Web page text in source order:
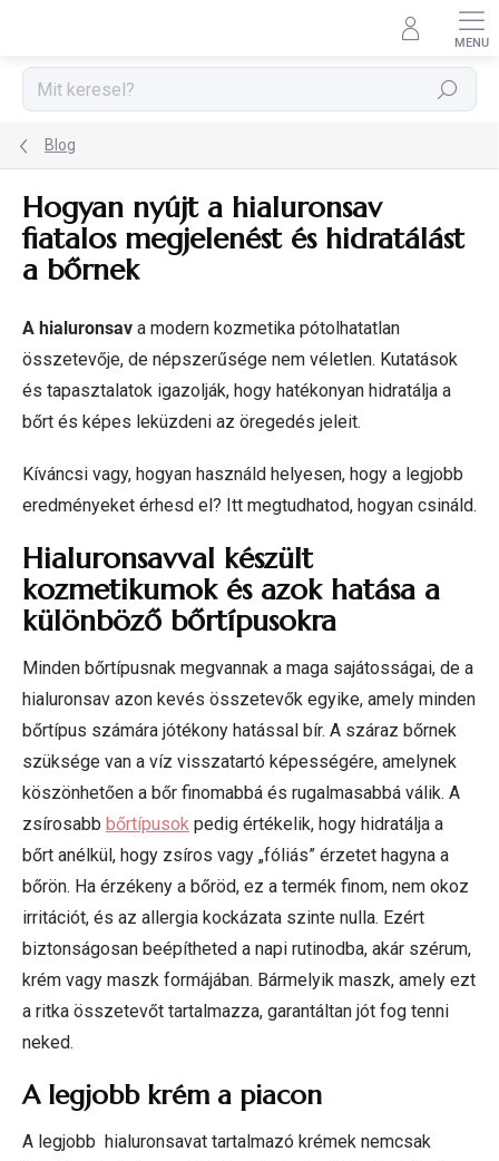
tartalomhoz
Keresés
Blog
Hogyan nyújt a hialuronsav
fiatalos megjelenést és hidratálást
a bőrnek
A hialuronsav a modern kozmetika pótolhatatlan
összetevője, de népszerűsége nem véletlen. Kutatások
és tapasztalatok igazolják, hogy hatékonyan hidratálja a
bőrt és képes leküzdeni az öregedés jeleit.
Kíváncsi vagy, hogyan használd helyesen, hogy a legjobb
eredményeket érhesd el? Itt megtudhatod, hogyan csináld.
Hialuronsavval készült
kozmetikumok és azok hatása a
különböző bőrtípusokra
Minden bőrtípusnak megvannak a maga sajátosságai, de a
hialuronsav azon kevés összetevők egyike, amely minden
bőrtípus számára jótékony hatással bír. A száraz bőrnek
szüksége van a víz visszatartó képességére, amelynek
köszönhetően a bőr finomabbá és rugalmasabbá válik. A
zsírosabb bőrtípusok pedig értékelik, hogy hidratálja a
bőrt anélkül, hogy zsíros vagy „fóliás” érzetet hagyna a
bőrön. Ha érzékeny a bőröd, ez a termék finom, nem okoz
irritációt, és az allergia kockázata szinte nulla. Ezért
biztonságosan beépítheted a napi rutinodba, akár szérum,
krém vagy maszk formájában. Bármelyik maszk, amely ezt
a ritka összetevőt tartalmazza, garantáltan jót fog tenni
neked.
A legjobb krém a piacon
A legjobb hialuronsavat tartalmazó krémek nemcsak